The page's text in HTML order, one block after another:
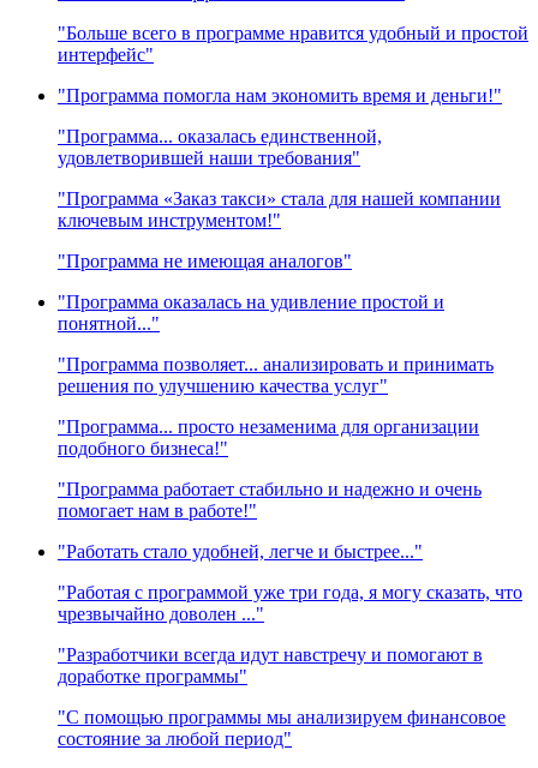
"Больше всего в программе нравится удобный и простой
интерфейс"
"Программа помогла нам экономить время и деньги!"
"Программа... оказалась единственной,
удовлетворившей наши требования"
"Программа «Заказ такси» стала для нашей компании
ключевым инструментом!"
"Программа не имеющая аналогов"
"Программа оказалась на удивление простой и
понятной..."
"Программа позволяет... анализировать и принимать
решения по улучшению качества услуг"
"Программа... просто незаменима для организации
подобного бизнеса!"
"Программа работает стабильно и надежно и очень
помогает нам в работе!"
"Работать стало удобней, легче и быстрее..."
"Работая с программой уже три года, я могу сказать, что
чрезвычайно доволен ..."
"Разработчики всегда идут навстречу и помогают в
доработке программы"
"С помощью программы мы анализируем финансовое
состояние за любой период"